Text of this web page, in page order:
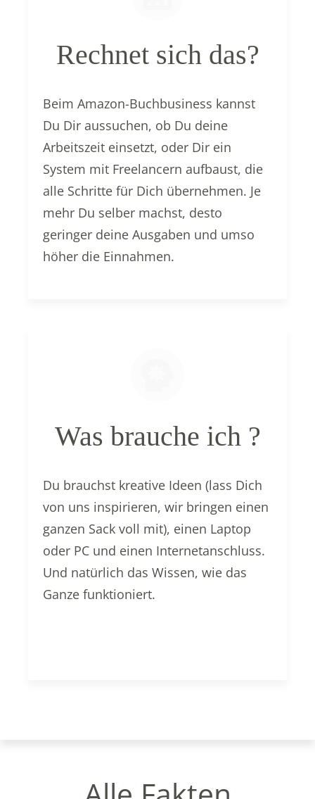
Rechnet sich das?
Beim Amazon-Buchbusiness kannst
Du Dir aussuchen, ob Du deine
Arbeitszeit einsetzt, oder Dir ein
System mit Freelancern aufbaust, die
alle Schritte für Dich übernehmen. Je
mehr Du selber machst, desto
geringer deine Ausgaben und umso
höher die Einnahmen.
Was brauche ich ?
Du brauchst kreative Ideen (lass Dich
von uns inspirieren, wir bringen einen
ganzen Sack voll mit), einen Laptop
oder PC und einen Internetanschluss.
Und natürlich das Wissen, wie das
Ganze funktioniert.